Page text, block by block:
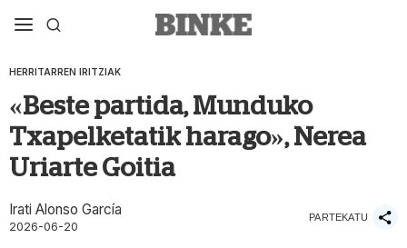
HERRITARREN IRITZIAK
«Beste partida, Munduko
Txapelketatik harago», Nerea
Uriarte Goitia
Irati Alonso García
2026-06-20
PARTEKATU